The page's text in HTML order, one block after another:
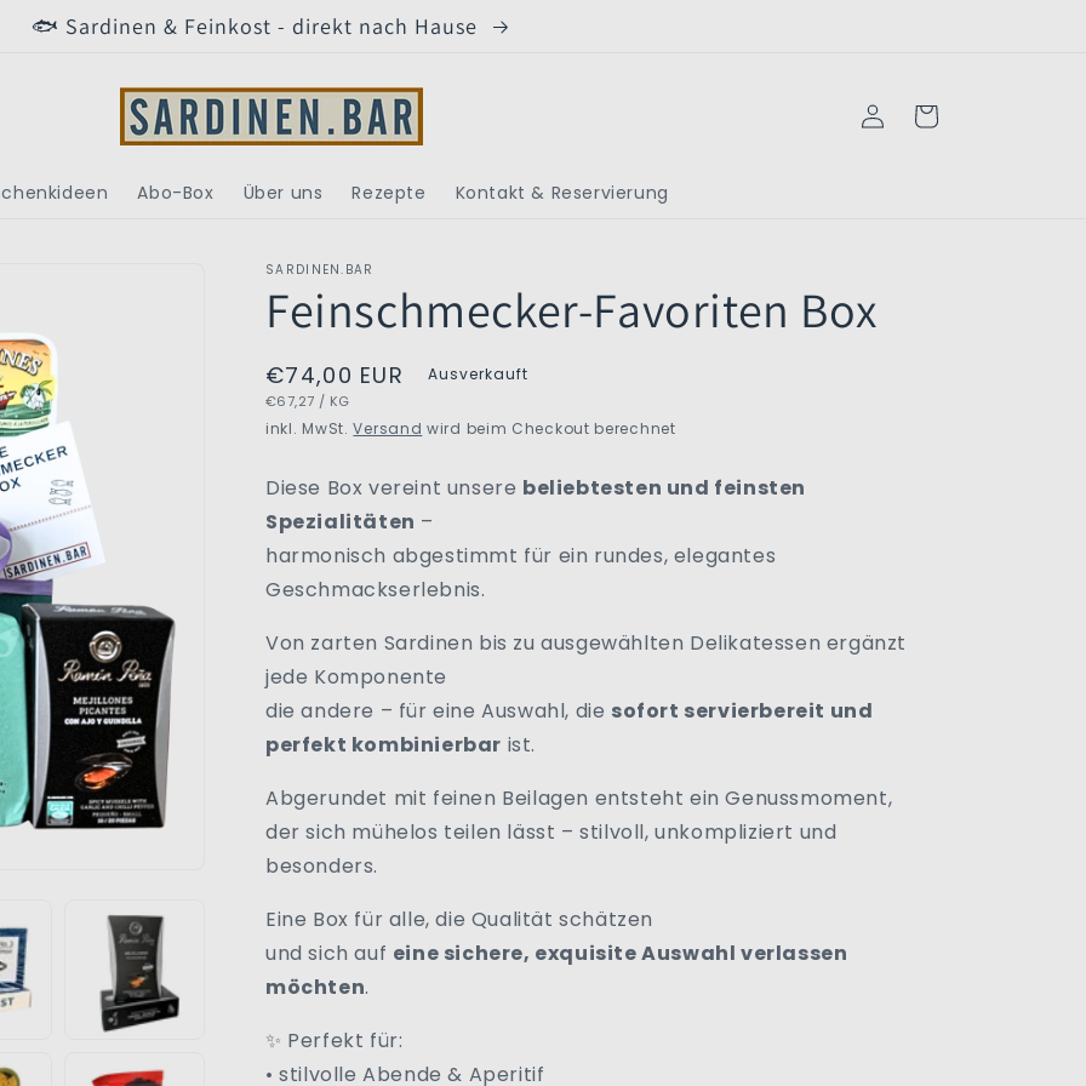
🐟 Sardinen & Feinkost - direkt nach Hause
Abo-Box Über uns Rezepte Kontakt & Reservierung
EinloggenWarenkorb
SARDINEN.BAR
Feinschmecker-Favoriten Box
Normaler
Preis
€74,00 EUR
GRUNDPREIS
€67,27 / PRO
KG
Ausverkauft
inkl. MwSt.Versand wird beim Checkout berechnet
Diese Box vereint unsere beliebtesten und feinsten
Spezialitäten –
harmonisch abgestimmt für ein rundes, elegantes
Geschmackserlebnis.
Von zarten Sardinen bis zu ausgewählten Delikatessen ergänzt
jede Komponente
die andere – für eine Auswahl, die sofort servierbereit und
perfekt kombinierbar ist.
Abgerundet mit feinen Beilagen entsteht ein Genussmoment,
der sich mühelos teilen lässt – stilvoll, unkompliziert und
besonders.
Eine Box für alle, die Qualität schätzen
und sich auf eine sichere, exquisite Auswahl verlassen
möchten.
✨ Perfekt für:
• stilvolle Abende & Aperitif